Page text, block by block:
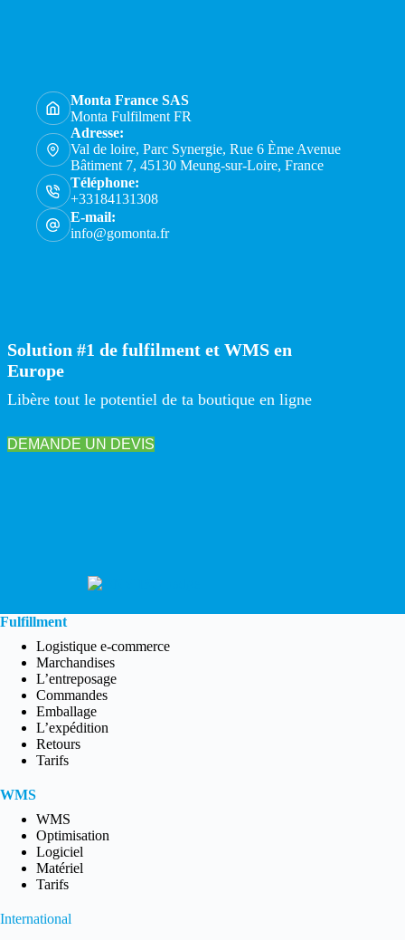
Monta France SAS
Monta Fulfilment FR
Adresse:
Val de loire, Parc Synergie, Rue 6 Ème Avenue
Bâtiment 7, 45130 Meung-sur-Loire, France
Téléphone:
+33184131308
E-mail:
info@gomonta.fr
Solution #1 de fulfilment et WMS en
Europe
Libère tout le potentiel de ta boutique en ligne
DEMANDE UN DEVIS
Fulfillment
Logistique e-commerce
Marchandises
L’entreposage
Commandes
Emballage
L’expédition
Retours
Tarifs
WMS
WMS
Optimisation
Logiciel
Matériel
Tarifs
International